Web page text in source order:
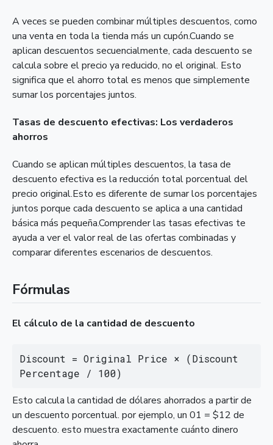
A veces se pueden combinar múltiples descuentos, como
una venta en toda la tienda más un cupón.Cuando se
aplican descuentos secuencialmente, cada descuento se
calcula sobre el precio ya reducido, no el original. Esto
significa que el ahorro total es menos que simplemente
sumar los porcentajes juntos.
Tasas de descuento efectivas: Los verdaderos
ahorros
Cuando se aplican múltiples descuentos, la tasa de
descuento efectiva es la reducción total porcentual del
precio original.Esto es diferente de sumar los porcentajes
juntos porque cada descuento se aplica a una cantidad
básica más pequeña.Comprender las tasas efectivas te
ayuda a ver el valor real de las ofertas combinadas y
comparar diferentes escenarios de descuentos.
Fórmulas
El cálculo de la cantidad de descuento
Discount = Original Price × (Discount
Percentage / 100)
Esto calcula la cantidad de dólares ahorrados a partir de
un descuento porcentual. por ejemplo, un 01 = $12 de
descuento. esto muestra exactamente cuánto dinero